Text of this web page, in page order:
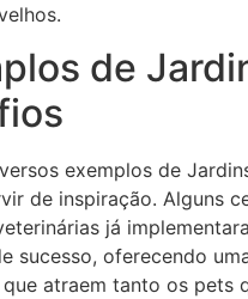
de
exemplos de
de inspiração. Alguns
já
sucesso, oferecendo
atraem tanto os pets